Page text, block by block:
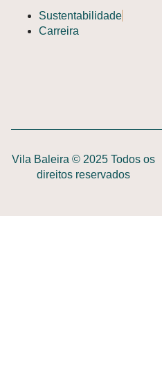
Sustentabilidade
Carreira
Vila Baleira © 2025 Todos os
direitos reservados